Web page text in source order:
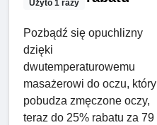
Użyto 1 razy
Pozbądź się opuchlizny
dzięki
dwutemperaturowemu
masażerowi do oczu, który
pobudza zmęczone oczy,
teraz do 25% rabatu za 79